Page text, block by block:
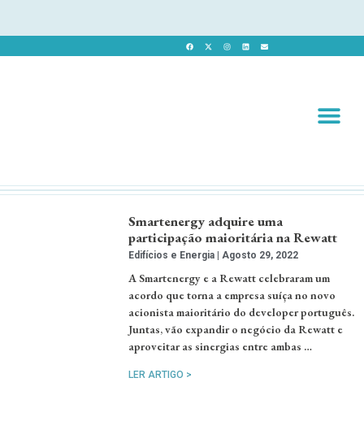
Smartenergy adquire uma
participação maioritária na Rewatt
Edifícios e Energia Agosto 29, 2022
A Smartenergy e a Rewatt celebraram um
acordo que torna a empresa suíça no novo
acionista maioritário do developer português.
Juntas, vão expandir o negócio da Rewatt e
aproveitar as sinergias entre ambas …
LER ARTIGO >